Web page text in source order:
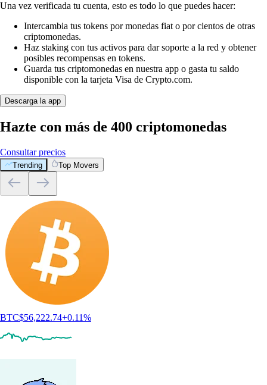
Una vez verificada tu cuenta, esto es todo lo que puedes hacer:
Intercambia tus tokens por monedas fiat o por cientos de otras
criptomonedas.
Haz staking con tus activos para dar soporte a la red y obtener
posibles recompensas en tokens.
Guarda tus criptomonedas en nuestra app o gasta tu saldo
disponible con la tarjeta Visa de Crypto.com.
Descarga la app
Hazte con más de 400 criptomonedas
Consultar precios
Trending Top Movers
BTC$56,222.74+0.11%